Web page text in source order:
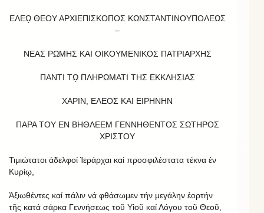
ΕΛΕῼ ΘΕΟΥ ΑΡΧΙΕΠΙΣΚΟΠΟΣ ΚΩΝΣΤΑΝΤΙΝΟΥΠΟΛΕΩΣ
–
ΝΕΑΣ ΡΩΜΗΣ ΚΑΙ ΟΙΚΟΥΜΕΝΙΚΟΣ ΠΑΤΡΙΑΡΧΗΣ
ΠΑΝΤΙ Τῼ ΠΛΗΡΩΜΑΤΙ ΤΗΣ ΕΚΚΛΗΣΙΑΣ
ΧΑΡΙΝ, ΕΛΕΟΣ ΚΑΙ ΕΙΡΗΝΗΝ
ΠΑΡΑ ΤΟΥ ΕΝ ΒΗΘΛΕΕΜ ΓΕΝΝΗΘΕΝΤΟΣ ΣΩΤΗΡΟΣ
ΧΡΙΣΤΟΥ
Τιμιώτατοι ἀδελφοί Ἱεράρχαι καί προσφιλέστατα τέκνα ἐν
Κυρίῳ,
Ἀξιωθέντες καί πάλιν νά φθάσωμεν τήν μεγάλην ἑορτήν
τῆς κατά σάρκα Γεννήσεως τοῦ Υἱοῦ καί Λόγου τοῦ Θεοῦ,